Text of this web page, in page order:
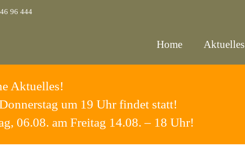
96 444
Home Aktuelles
Aktuelles!
um 19 Uhr findet statt!
06.08. am Freitag 14.08. – 18 Uhr!